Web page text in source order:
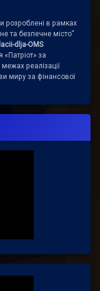
розроблені в рамках
та безпечне місто”
dlja-OMS
«Патріот» за
реалізації
миру за фінансової